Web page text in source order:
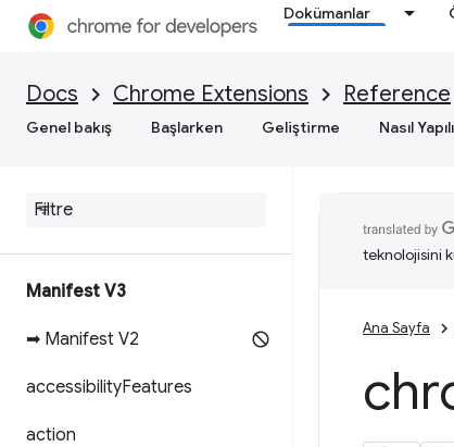
Dokümanlar
Docs Chrome Extensions Reference
Genel bakış Başlarken Geliştirme Nasıl
Manifest V3
➡ Manifest V2
accessibilityFeatures
action
teknolojisini
Ana Sayfa